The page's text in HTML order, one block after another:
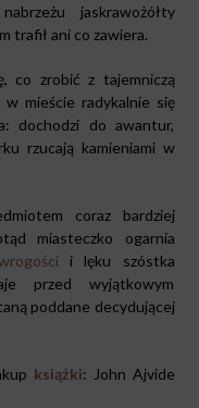
jaskrawożółty
trafił ani co zawiera.
co zrobić z tajemniczą
w mieście radykalnie się
dochodzi do awantur,
rzucają kamieniami w
coraz bardziej
miasteczko ogarnia
i lęku szóstka
przed wyjątkowym
poddane decydującej
książki: John Ajvide